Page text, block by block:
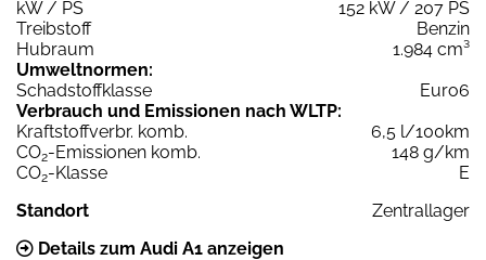
kW / PS
152 kW / 207 PS
Treibstoff
Benzin
Hubraum
1.984 cm³
Umweltnormen:
Schadstoffklasse
Euro6
Verbrauch und Emissionen nach WLTP:
Kraftstoffverbr. komb.
6,5 l/100km
CO2-Emissionen komb.
148 g/km
CO2-Klasse
E
Standort
Zentrallager
Details zum Audi A1 anzeigen